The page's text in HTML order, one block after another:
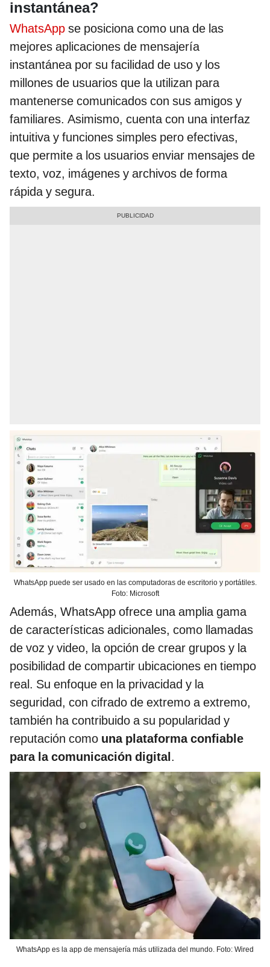
instantánea?
WhatsApp se posiciona como una de las
mejores aplicaciones de mensajería
instantánea por su facilidad de uso y los
millones de usuarios que la utilizan para
mantenerse comunicados con sus amigos y
familiares. Asimismo, cuenta con una interfaz
intuitiva y funciones simples pero efectivas,
que permite a los usuarios enviar mensajes de
texto, voz, imágenes y archivos de forma
rápida y segura.
WhatsApp puede ser usado en las computadoras de escritorio y portátiles.
Foto: Microsoft
Además, WhatsApp ofrece una amplia gama
de características adicionales, como llamadas
de voz y video, la opción de crear grupos y la
posibilidad de compartir ubicaciones en tiempo
real. Su enfoque en la privacidad y la
seguridad, con cifrado de extremo a extremo,
también ha contribuido a su popularidad y
reputación como una plataforma confiable
para la comunicación digital.
WhatsApp es la app de mensajería más utilizada del mundo. Foto: Wired